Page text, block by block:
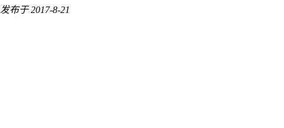
发布于 2017-8-21